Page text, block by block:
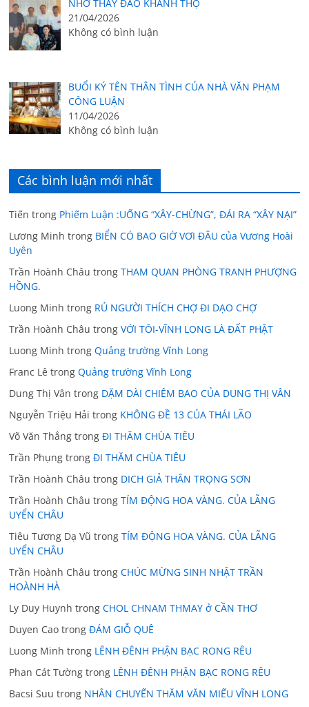
NHỚ THẦY ĐÀO KHÁNH THỌ
21/04/2026
Không có bình luận
BUỔI KÝ TÊN THÂN TÌNH CỦA NHÀ VĂN PHẠM
CÔNG LUẬN
11/04/2026
Không có bình luận
Các bình luận mới nhất
Tiến trong Phiếm Luận :UỐNG “XÂY-CHỪNG”, ĐÁI RA “XÂY NẠI”
Lương Minh trong BIỂN CÓ BAO GIỜ VƠI ĐÂU của Vương Hoài
Uyên
Trần Hoành Châu trongTHAM QUAN PHÒNG TRANH PHƯỢNG
HỒNG.
Luong Minh trong RỦ NGƯỜI THÍCH CHỢ ĐI DẠO CHỢ
Trần Hoành Châu trongVỚI TÔI-VĨNH LONG LÀ ĐẤT PHẬT
Luong Minh trongQuảng trường Vĩnh Long
Franc Lê trongQuảng trường Vĩnh Long
Dung Thị Vân trong DẶM DÀI CHIÊM BAO CỦA DUNG THỊ VÂN
Nguyễn Triệu Hải trong KHÔNG ĐỀ 13 CỦA THÁI LÃO
Võ Văn Thắng trongĐI THĂM CHÙA TIÊU
Trần Phụng trongĐI THĂM CHÙA TIÊU
Trần Hoành Châu trong DICH GIẢ THÂN TRỌNG SƠN
Trần Hoành Châu trongTÍM ĐỘNG HOA VÀNG. CỦA LÃNG
UYỂN CHÂU
Tiêu Tương Dạ Vũ trongTÍM ĐỘNG HOA VÀNG. CỦA LÃNG
UYỂN CHÂU
Trần Hoành Châu trongCHÚC MỪNG SINH NHẬT TRẦN
HOÀNH HÀ
Ly Duy Huynh trongCHOL CHNAM THMAY ở CẦN THƠ
Duyen Cao trongĐÁM GIỖ QUÊ
Luong Minh trong LÊNH ĐÊNH PHẬN BẠC RONG RÊU
Phan Cát Tường trong LÊNH ĐÊNH PHẬN BẠC RONG RÊU
Bacsi Suu trong NHÂN CHUYẾN THĂM VĂN MIẾU VĨNH LONG